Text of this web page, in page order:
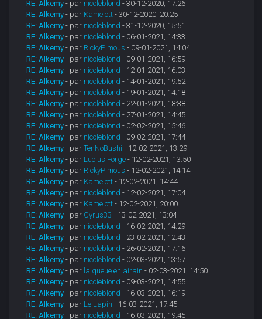
RE: Alkemy - par nicoleblond - 30-12-2020, 17:26
RE: Alkemy - par Kamelott - 30-12-2020, 20:25
RE: Alkemy - par nicoleblond - 31-12-2020, 15:51
RE: Alkemy - par nicoleblond - 06-01-2021, 14:33
RE: Alkemy - par RickyPimous - 09-01-2021, 14:04
RE: Alkemy - par nicoleblond - 09-01-2021, 16:59
RE: Alkemy - par nicoleblond - 12-01-2021, 16:03
RE: Alkemy - par nicoleblond - 14-01-2021, 19:52
RE: Alkemy - par nicoleblond - 19-01-2021, 14:18
RE: Alkemy - par nicoleblond - 22-01-2021, 18:38
RE: Alkemy - par nicoleblond - 27-01-2021, 14:45
RE: Alkemy - par nicoleblond - 02-02-2021, 15:46
RE: Alkemy - par nicoleblond - 09-02-2021, 17:44
RE: Alkemy - parTenNoBushi - 12-02-2021, 13:29
RE: Alkemy - par Lucius Forge - 12-02-2021, 13:50
RE: Alkemy - par RickyPimous - 12-02-2021, 14:14
RE: Alkemy - par Kamelott - 12-02-2021, 14:44
RE: Alkemy - par nicoleblond - 12-02-2021, 17:04
RE: Alkemy - par Kamelott - 12-02-2021, 20:00
RE: Alkemy - par Cyrus33 - 13-02-2021, 13:04
RE: Alkemy - par nicoleblond - 16-02-2021, 14:29
RE: Alkemy - par nicoleblond - 23-02-2021, 12:43
RE: Alkemy - par nicoleblond - 26-02-2021, 17:16
RE: Alkemy - par nicoleblond - 02-03-2021, 13:57
RE: Alkemy - par la queue en airain - 02-03-2021, 14:50
RE: Alkemy - par nicoleblond - 09-03-2021, 14:55
RE: Alkemy - par nicoleblond - 16-03-2021, 16:19
RE: Alkemy - par Le Lapin - 16-03-2021, 17:45
RE: Alkemy - par nicoleblond - 16-03-2021, 19:45